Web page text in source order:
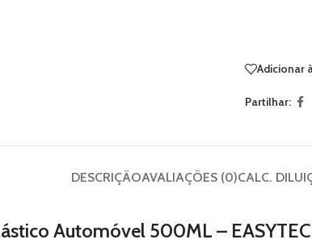
Adicionar
Partilhar:
DESCRIÇÃOAVALIAÇÕES (0)CALC.
Automóvel 500ML –